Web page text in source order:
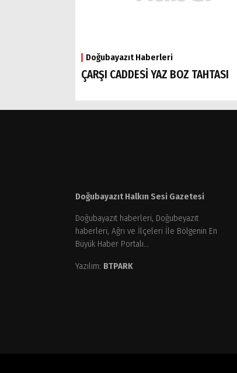
Doğubayazıt Haberleri
ÇARŞI CADDESİ YAZ BOZ TAHTASI
Doğubayazıt Halkın Sesi Gazetesi
Doğubayazıt haberleri, Doğubeyazıt
haberleri, Ağrı ve İlçeleri İle Bölgenin En
Büyük Haber Portalı...
Yazılım: BTPARK